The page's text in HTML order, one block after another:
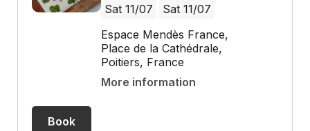
Sat 11/07
Sat 11/07
Espace Mendès France,
Place de la Cathédrale,
Poitiers, France
More information
Book